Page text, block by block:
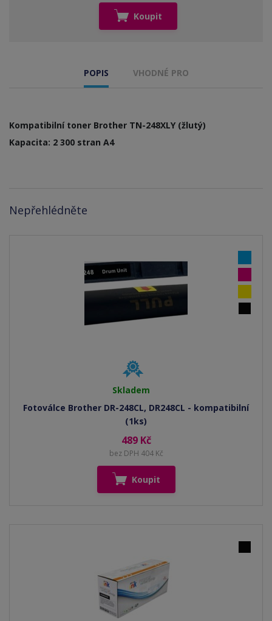
Koupit
POPIS VHODNÉ PRO
Kompatibilní toner Brother TN-248XLY (žlutý)
Kapacita: 2 300 stran A4
Nepřehlédněte
Skladem
Fotoválce Brother DR-248CL, DR248CL - kompatibilní
(1ks)
489 Kč
bez DPH 404 Kč
Koupit